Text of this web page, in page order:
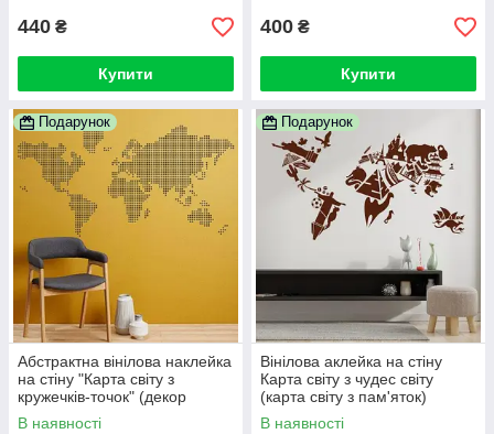
440 ₴
Купити
400 ₴
Купити
Подарунок
Абстрактна вінілова наклейка
на стіну "Карта світу з
кружечків-точок" (декор
офісу)
В наявності
Подарунок
Вінілова аклейка на стіну
Карта світу з чудес світу
(карта світу з пам'яток)
В наявності